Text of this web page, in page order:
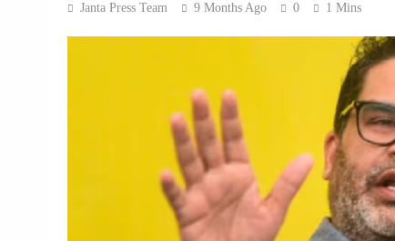
Janta Press Team 9 Months Ago 0 1 Mins